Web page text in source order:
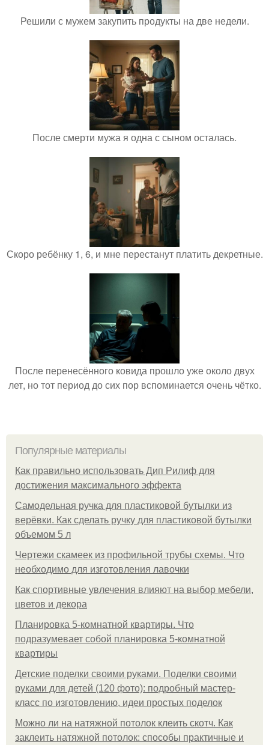
Решили с мужем закупить продукты на две недели.
После смерти мужа я одна с сыном осталась.
Скоро ребёнку 1, 6, и мне перестанут платить декретные.
После перенесённого ковида прошло уже около двух
лет, но тот период до сих пор вспоминается очень чётко.
Популярные материалы
Как правильно использовать Дип Рилиф для
достижения максимального эффекта
Самодельная ручка для пластиковой бутылки из
верёвки. Как сделать ручку для пластиковой бутылки
объемом 5 л
Чертежи скамеек из профильной трубы схемы. Что
необходимо для изготовления лавочки
Как спортивные увлечения влияют на выбор мебели,
цветов и декора
Планировка 5-комнатной квартиры. Что
подразумевает собой планировка 5-комнатной
квартиры
Детские поделки своими руками. Поделки своими
руками для детей (120 фото): подробный мастер-
класс по изготовлению, идеи простых поделок
Можно ли на натяжной потолок клеить скотч. Как
заклеить натяжной потолок: способы практичные и